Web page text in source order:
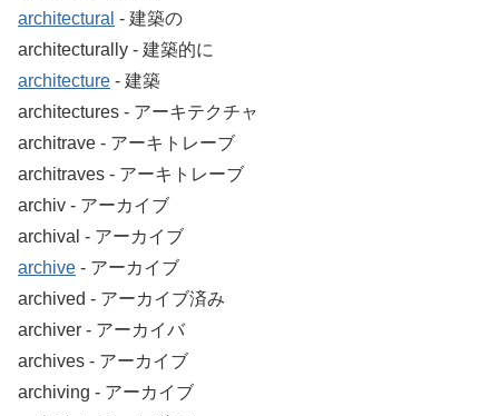
architectural ‐ 建築の
architecturally ‐ 建築的に
architecture ‐ 建築
architectures ‐ アーキテクチャ
architrave ‐ アーキトレーブ
architraves ‐ アーキトレーブ
archiv ‐ アーカイブ
archival ‐ アーカイブ
archive ‐ アーカイブ
archived ‐ アーカイブ済み
archiver ‐ アーカイバ
archives ‐ アーカイブ
archiving ‐ アーカイブ